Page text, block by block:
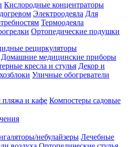
Кислородные концентраторы
Электроодеяла Для
Термоодеяла
Ортопедические подушки
рециркуляторы
Домашние медицинские приборы
кресла и стулья Декор и
Уличные обогреватели
пляжа и кафе Компостеры садовые
небулайзеры Лечебные